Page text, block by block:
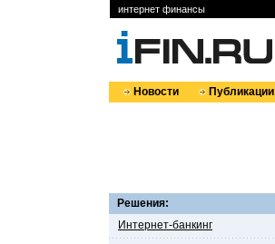
интернет финансы
Новости Публикации
Решения:
Интернет-банкинг